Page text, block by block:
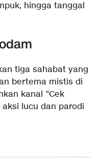
hingga tanggal
tiga sahabat yang
bertema mistis di
kanal “Cek
lucu dan parodi